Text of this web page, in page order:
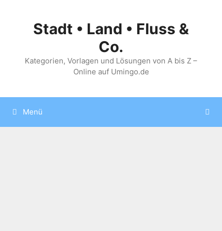
springenStadt • Land • Fluss &
Co.
Kategorien, Vorlagen und Lösungen von A bis Z –
Online auf Umingo.de
Menü